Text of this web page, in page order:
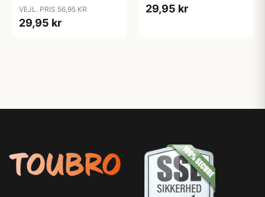
VEJL. PRIS 56,95 KR
29,95 kr
29,95 kr